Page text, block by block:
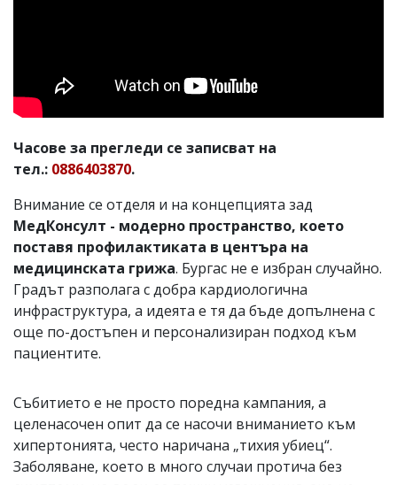
Часове за прегледи се записват на
тел.: 0886403870.
Внимание се отделя и на концепцията зад
МедКонсулт - модерно пространство, което
поставя профилактиката в центъра на
медицинската грижа. Бургас не е избран случайно.
Градът разполага с добра кардиологична
инфраструктура, а идеята е тя да бъде допълнена с
още по-достъпен и персонализиран подход към
пациентите.
Събитието е не просто поредна кампания, а
целенасочен опит да се насочи вниманието към
хипертонията, често наричана „тихия убиец“.
Заболяване, което в много случаи протича без